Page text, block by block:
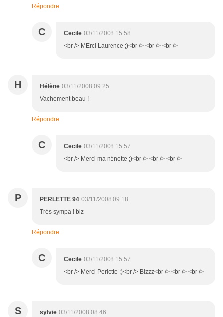
Répondre
C Cecile 03/11/2008 15:58
<br /> MErci Laurence ;)<br /> <br /> <br />
H Hélène 03/11/2008 09:25
Vachement beau !
Répondre
C Cecile 03/11/2008 15:57
<br /> Merci ma nénette ;)<br /> <br /> <br />
P PERLETTE 94 03/11/2008 09:18
Trés sympa ! biz
Répondre
C Cecile 03/11/2008 15:57
<br /> Merci Perlette ;)<br /> Bizzz<br /> <br /> <br />
S sylvie 03/11/2008 08:46